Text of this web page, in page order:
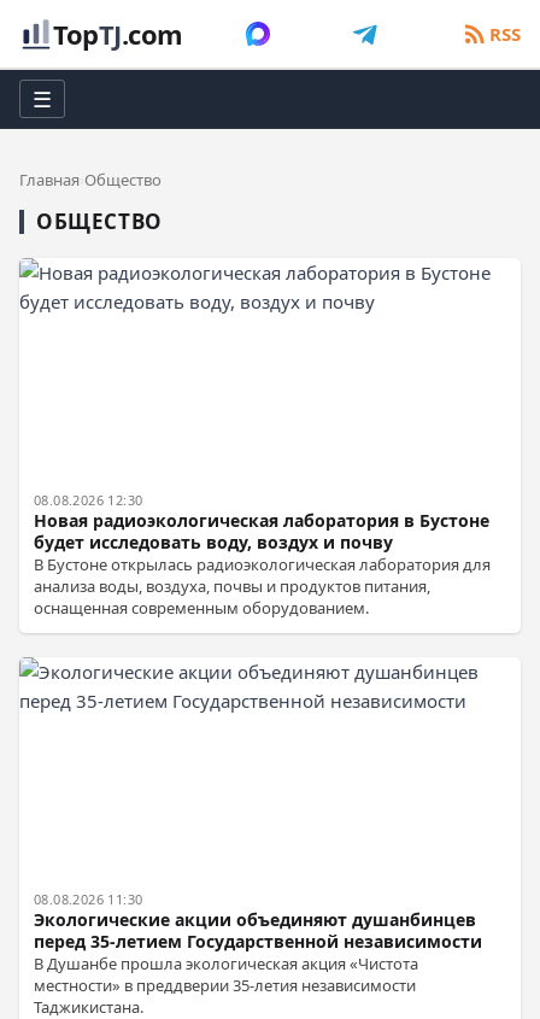
TopTJ.com RSS
☰
Главная Общество
ОБЩЕСТВО
08.08.2026 12:30
Новая радиоэкологическая лаборатория в Бустоне
будет исследовать воду, воздух и почву
В Бустоне открылась радиоэкологическая лаборатория для
анализа воды, воздуха, почвы и продуктов питания,
оснащенная современным оборудованием.
08.08.2026 11:30
Экологические акции объединяют душанбинцев
перед 35-летием Государственной независимости
В Душанбе прошла экологическая акция «Чистота
местности» в преддверии 35-летия независимости
Таджикистана.